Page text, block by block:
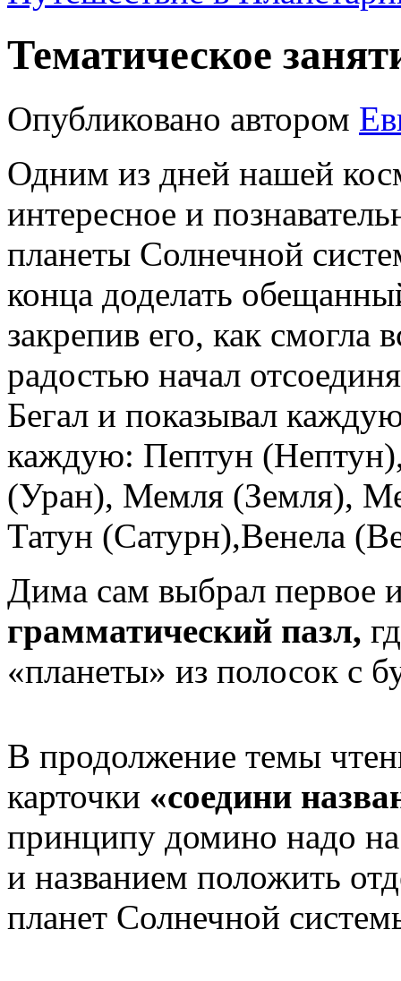
Тематическое
Опубликовано автором
Одним из дней нашей
интересное и
планеты Солнечной
конца доделать
закрепив его, как смогла
радостью начал
Бегал и показывал
каждую: Пептун
(Уран), Мемля (Земля),
Татун (Сатурн),Венела
Дима сам выбрал первое
грамматический пазл,
«планеты» из полосок с
В продолжение темы
карточки «соедини
принципу домино надо
и названием положить
планет Солнечной